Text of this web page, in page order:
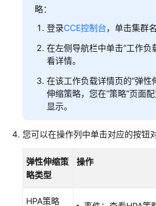
南
群
作
略：
登录CCE控制台，单击集群
在左侧导航栏中单击“工作负
看详情。
在该工作负载详情页的“弹性
伸缩策略，您在“策略”页面
显示。
您可以在操作列中单击对应的按钮
弹性伸缩策
略类型
操作
HPA策略